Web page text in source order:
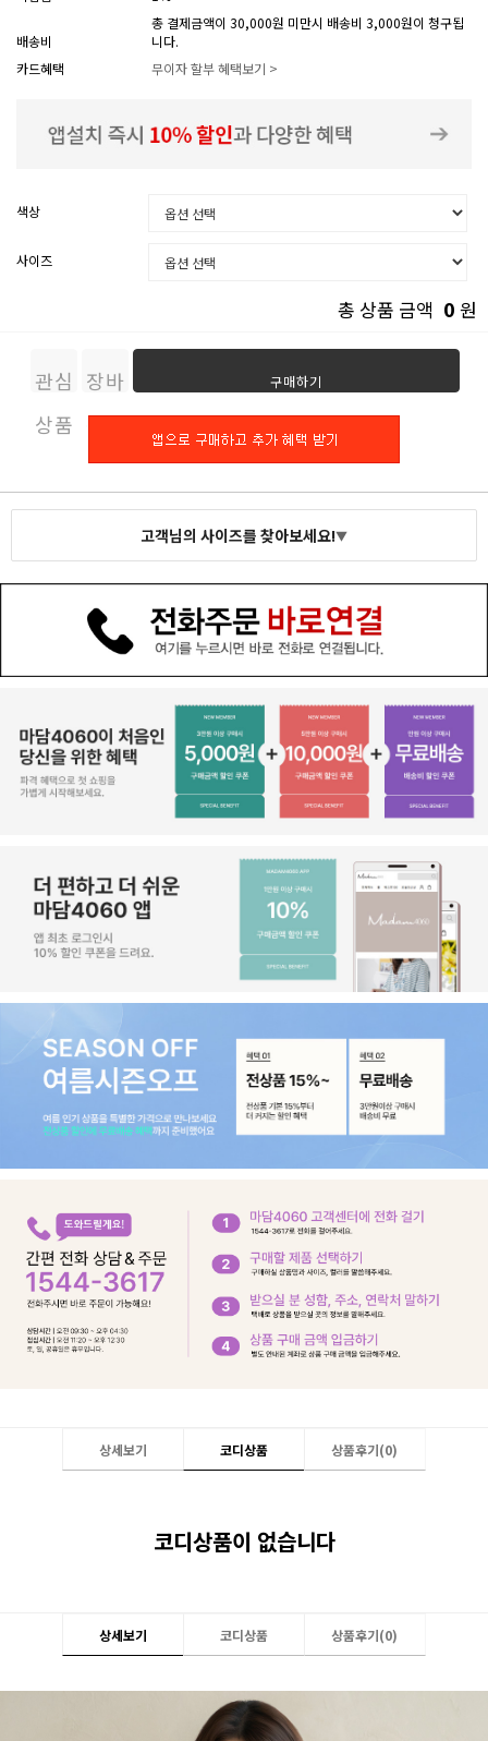
배송비
총 결제금액이 30,000원 미만시 배송비 3,000원이 청구됩
니다.
카드혜택
무이자 할부 혜택보기 >
색상
사이즈
총 상품 금액 0 원
관심
상품
장바
구니
구매하기
고객님의 사이즈를 찾아보세요!▼
상세보기 코디상품 상품후기(0)
코디상품이 없습니다
상세보기 코디상품 상품후기(0)